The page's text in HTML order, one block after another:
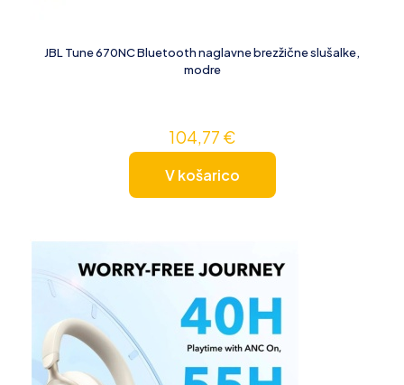
JBL Tune 670NC Bluetooth naglavne brezžične slušalke,
modre
104,77 €
V košarico